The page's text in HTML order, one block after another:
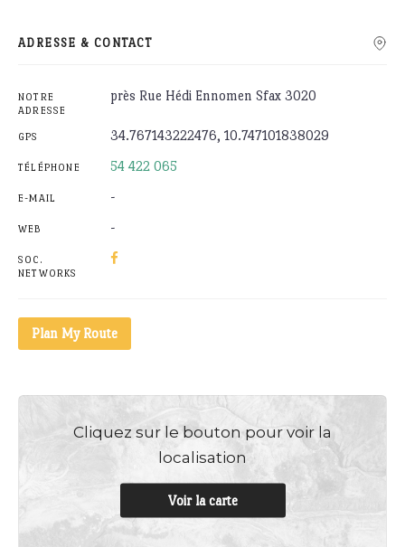
ADRESSE & CONTACT
NOTRE
ADRESSE
près Rue Hédi Ennomen Sfax 3020
GPS 34.767143222476, 10.747101838029
TÉLÉPHONE 54 422 065
E-MAIL -
WEB -
SOC.
NETWORKS
Plan My Route
Cliquez sur le bouton pour voir la
localisation
Voir la carte